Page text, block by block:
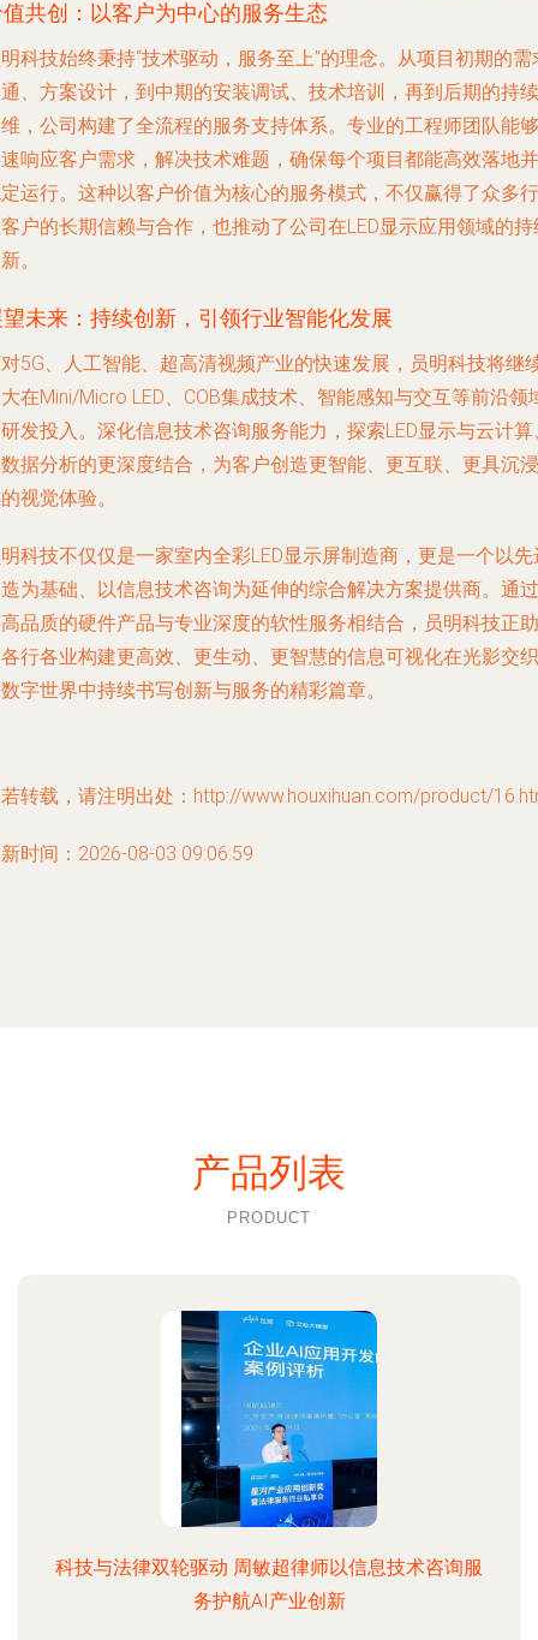
共创：以客户为中心的服务生态
科技始终秉持“技术驱动，服务至上”的理念。从项目初期的需
、方案设计，到中期的安装调试、技术培训，再到后期的持续
，公司构建了全流程的服务支持体系。专业的工程师团队能够
响应客户需求，解决技术难题，确保每个项目都能高效落地并
运行。这种以客户价值为核心的服务模式，不仅赢得了众多行
户的长期信赖与合作，也推动了公司在LED显示应用领域的持
。
未来：持续创新，引领行业智能化发展
5G、人工智能、超高清视频产业的快速发展，员明科技将继
在Mini/Micro LED、COB集成技术、智能感知与交互等前沿领
发投入。深化信息技术咨询服务能力，探索LED显示与云计算
据分析的更深度结合，为客户创造更智能、更互联、更具沉浸
视觉体验。
科技不仅仅是一家室内全彩LED显示屏制造商，更是一个以先
为基础、以信息技术咨询为延伸的综合解决方案提供商。通过
品质的硬件产品与专业深度的软性服务相结合，员明科技正助
行各业构建更高效、更生动、更智慧的信息可视化在光影交织
字世界中持续书写创新与服务的精彩篇章。
转载，请注明出处：http://www.houxihuan.com/product/
时间：2026-08-03 09:06:59
产品列表
PRODUCT
科技与法律双轮驱动 周敏超律师以信息技术咨询服
务护航AI产业创新